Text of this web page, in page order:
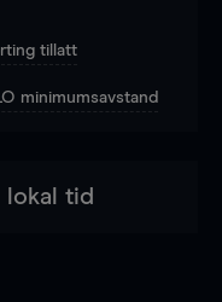
tillatt
minimumsavstand
lokal tid